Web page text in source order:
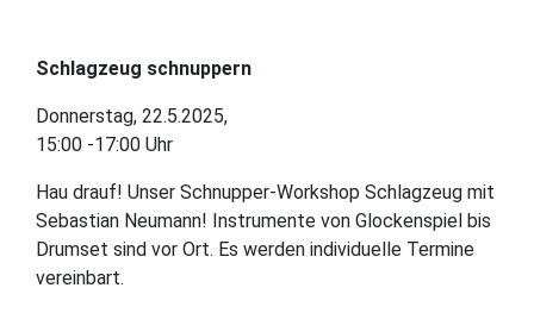
Schlagzeug schnuppern
Donnerstag, 22.5.2025,
15:00 -17:00 Uhr
Hau drauf! Unser Schnupper-Workshop Schlagzeug mit
Sebastian Neumann! Instrumente von Glockenspiel bis
Drumset sind vor Ort. Es werden individuelle Termine
vereinbart.